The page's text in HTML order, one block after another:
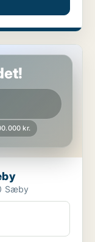
kr.
Sæby